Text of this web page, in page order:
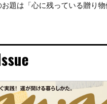
お題は「心に残っている贈り